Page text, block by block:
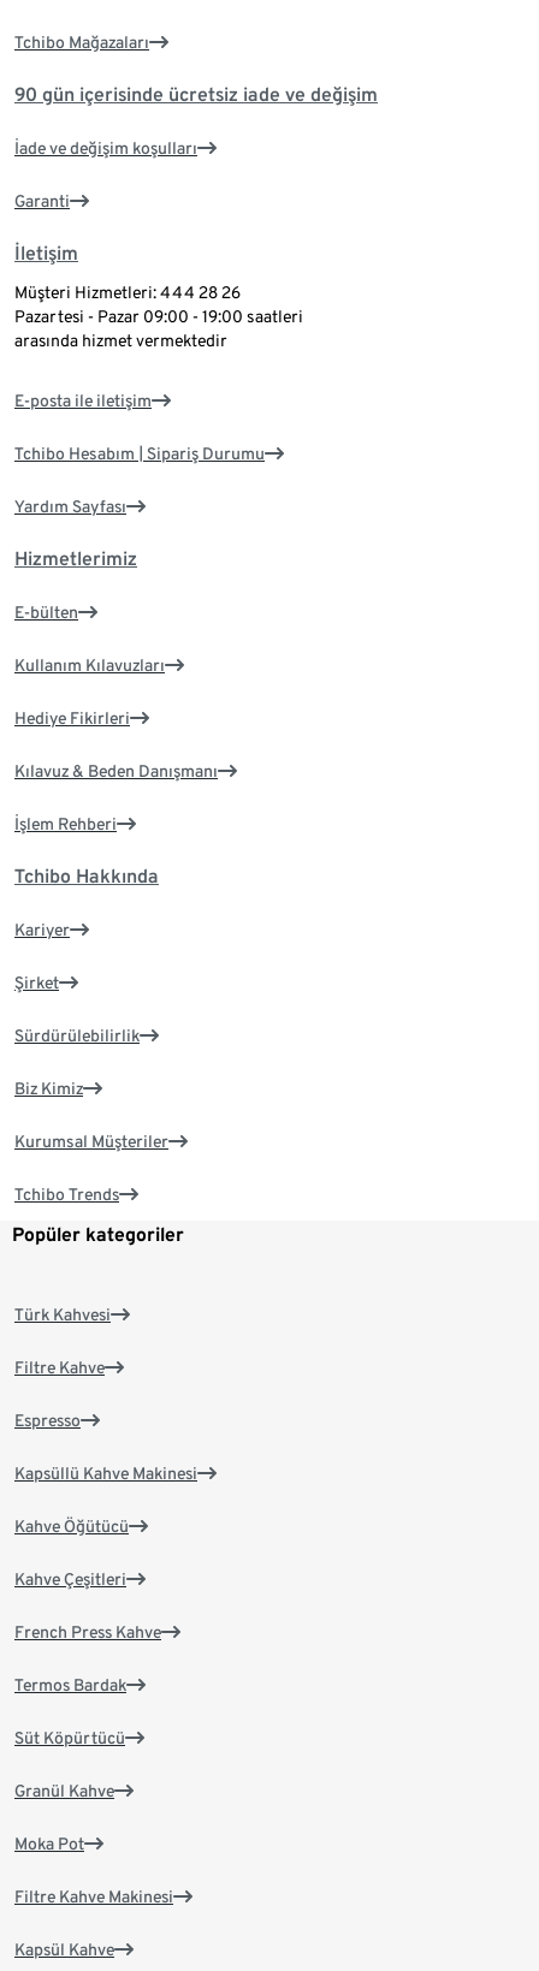
Tchibo Mağazaları
90 gün içerisinde ücretsiz iade ve değişim
İade ve değişim koşulları
Garanti
İletişim
Müşteri Hizmetleri: 444 28 26
Pazartesi - Pazar 09:00 - 19:00 saatleri
arasında hizmet vermektedir
E-posta ile iletişim
Tchibo Hesabım | Sipariş Durumu
Yardım Sayfası
Hizmetlerimiz
E-bülten
Kullanım Kılavuzları
Hediye Fikirleri
Kılavuz & Beden Danışmanı
İşlem Rehberi
Tchibo Hakkında
Kariyer
Şirket
Sürdürülebilirlik
Biz Kimiz
Kurumsal Müşteriler
Tchibo Trends
Popüler kategoriler
Türk Kahvesi
Filtre Kahve
Espresso
Kapsüllü Kahve Makinesi
Kahve Öğütücü
Kahve Çeşitleri
French Press Kahve
Termos Bardak
Süt Köpürtücü
Granül Kahve
Moka Pot
Filtre Kahve Makinesi
Kapsül Kahve